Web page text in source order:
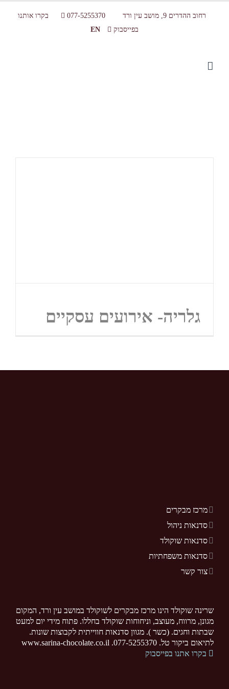
רחוב ההדרים 9, מושב עין ורד 077-5255370
בקרו אותנו
בפייסבוק
EN
גלריה- אירועים עסקיים
מרכז מבקרים
סדנאות ניהול
סדנאות שוקולד
סדנאות משפחתיות
צור קשר
שרינה שוקולד הינו מרכז מבקרים לשוקולד במושב עין ורד, המקום
מגונן, מרווח, מעוצב, וניחוחות שוקולד בחללו. פתוח מידי יום למעט
שבתות וחגים. (כשר ). מגוון סדנאות חווייתית לקבוצות שונות.
לתיאום ביקור טל. 077-5255370. www.sarina-chocolate.co.il
בקרו אתנו בפייסבוק